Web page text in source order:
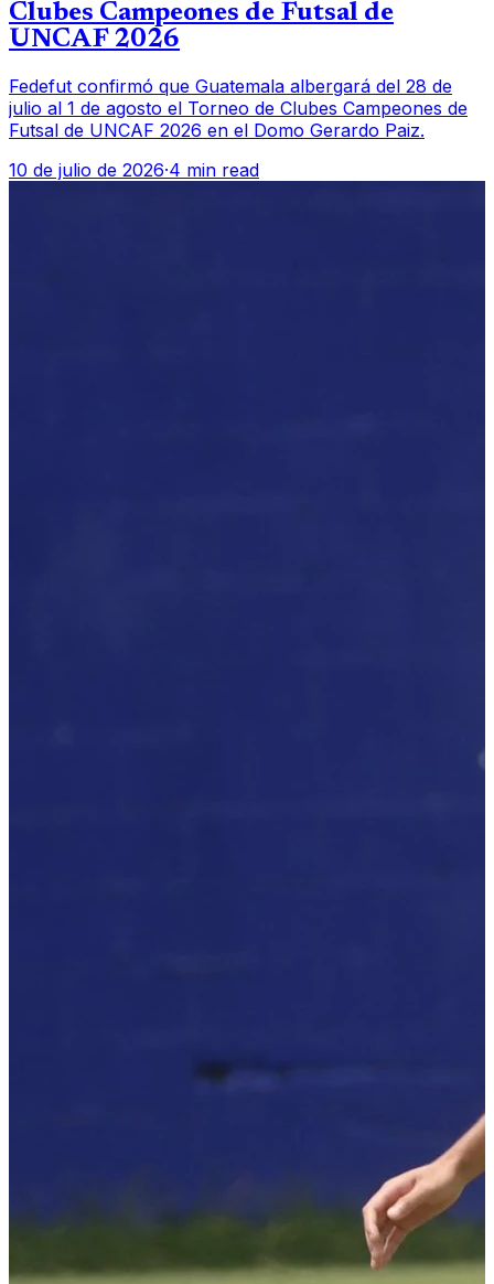
Clubes Campeones de Futsal de
UNCAF 2026
Fedefut confirmó que Guatemala albergará del 28 de
julio al 1 de agosto el Torneo de Clubes Campeones de
Futsal de UNCAF 2026 en el Domo Gerardo Paiz.
10 de julio de 2026·4 min read